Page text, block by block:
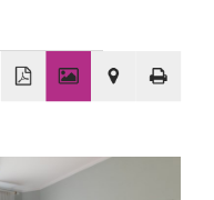
firmie
Oferta